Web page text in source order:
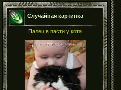
Случайная картинка
Палец в пасти у кота